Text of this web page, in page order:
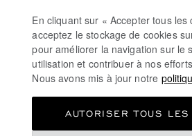
POLITIQUE DE CONFIDENTIALITÉ
CONDITIONS D'UTILISATION DU SITE
En cliquant sur « Accepter tous les
acceptez le stockage de cookies
pour améliorer la navigation sur le
utilisation et contribuer à nos
Nous avons mis à jour notre
AUTORISER TOUS